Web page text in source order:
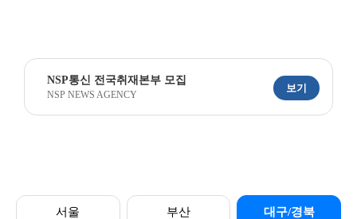
NSP통신 전국취재본부 모집
NSP NEWS AGENCY
보기
서울 부산 대구/경북